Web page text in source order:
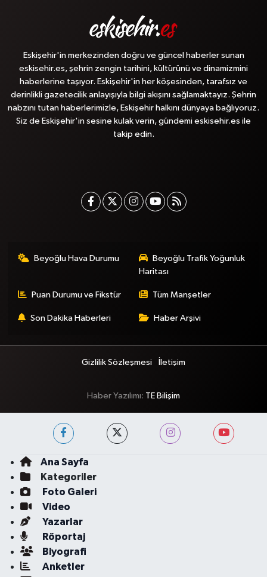
Eskişehir'in merkezinden doğru ve güncel haberler sunan
eskisehir.es, şehrin zengin tarihini, kültürünü ve dinamizmini
haberlerine taşıyor. Eskişehir'in her köşesinden, tarafsız ve
derinlikli gazetecilik anlayışıyla bilgi akışını sağlamaktayız. Şehrin
nabzını tutan haberlerimizle, Eskişehir halkını dünyaya bağlıyoruz.
Siz de Eskişehir'in sesine kulak verin, gündemi eskisehir.es ile
takip edin.
Beyoğlu Hava Durumu
Beyoğlu Trafik Yoğunluk
Haritası
Puan Durumu ve Fikstür Tüm Manşetler
Son Dakika Haberleri Haber Arşivi
Gizlilik Sözleşmesi İletişim
Haber Yazılımı: TE Bilişim
Ana Sayfa
Kategoriler
Foto Galeri
Video
Yazarlar
Röportaj
Biyografi
Anketler